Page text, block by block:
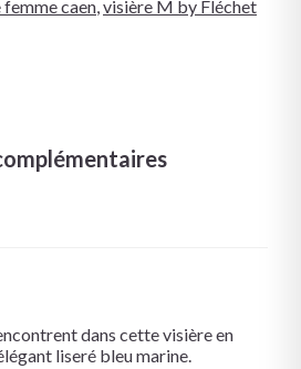
caen visière M by Fléchet
dans cette visière en
liseré bleu marine.